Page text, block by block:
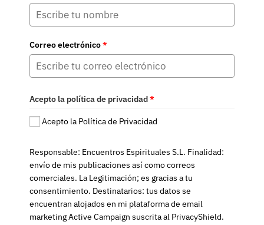
Correo electrónico*
Acepto la política de privacidad*
Acepto la Política de Privacidad
Responsable: Encuentros Espirituales S.L. Finalidad:
envío de mis publicaciones así como correos
comerciales. La Legitimación; es gracias a tu
consentimiento. Destinatarios: tus datos se
encuentran alojados en mi plataforma de email
marketing Active Campaign suscrita al PrivacyShield.